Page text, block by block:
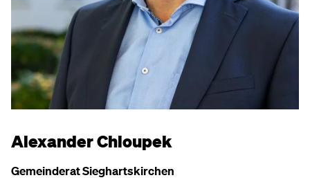
Alexander Chloupek
Gemeinderat Sieghartskirchen